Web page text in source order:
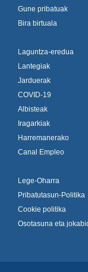
Gune pribatuak
Bira birtuala
Laguntza-eredua
Lantegiak
Jarduerak
COVID-19
Albisteak
Iragarkiak
Harremanerako
Canal Empleo
Lege-Oharra
Pribatutasun-Politika
Cookie politika
Osotasuna eta